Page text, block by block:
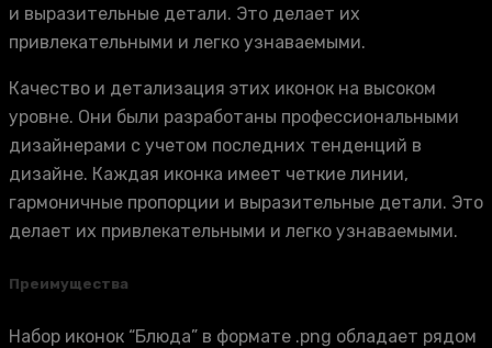
и выразительные детали. Это делает их
привлекательными и легко узнаваемыми.
Качество и детализация этих иконок на высоком
уровне. Они были разработаны профессиональными
дизайнерами с учетом последних тенденций в
дизайне. Каждая иконка имеет четкие линии,
гармоничные пропорции и выразительные детали. Это
делает их привлекательными и легко узнаваемыми.
Преимущества
Набор иконок “Блюда” в формате .png обладает рядом